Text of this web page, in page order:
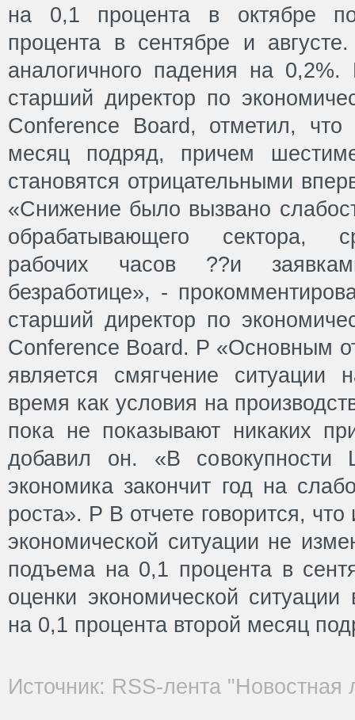
на 0,1 процента в октябре
процента в сентябре и
аналогичного падения на
старший директор по
Conference Board, отметил, что
месяц подряд, причем
становятся отрицательными
«Снижение было вызвано
обрабатывающего сектора,
рабочих часов ??и
безработице», -
старший директор по
Conference Board. Р «Основным
является смягчение
время как условия на
пока не показывают никаких
добавил он. «В совокупности
экономика закончит год на
роста». P В отчете говорится,
экономической ситуации не
подъема на 0,1 процента в
оценки экономической
на 0,1 процента второй месяц
Источник: RSS-лента "Новостная